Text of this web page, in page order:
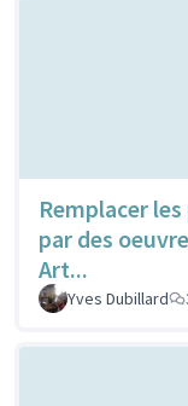
Remplacer
par des
Art...
Yves Dubillard